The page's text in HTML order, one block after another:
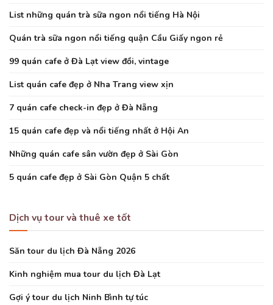
List những quán trà sữa ngon nổi tiếng Hà Nội
Quán trà sữa ngon nổi tiếng quận Cầu Giấy ngon rẻ
99 quán cafe ở Đà Lạt view đồi, vintage
List quán cafe đẹp ở Nha Trang view xịn
7 quán cafe check-in đẹp ở Đà Nẵng
15 quán cafe đẹp và nổi tiếng nhất ở Hội An
Những quán cafe sân vườn đẹp ở Sài Gòn
5 quán cafe đẹp ở Sài Gòn Quận 5 chất
Dịch vụ tour và thuê xe tốt
Săn tour du lịch Đà Nẵng 2026
Kinh nghiệm mua tour du lịch Đà Lạt
Gợi ý tour du lịch Ninh Bình tự túc